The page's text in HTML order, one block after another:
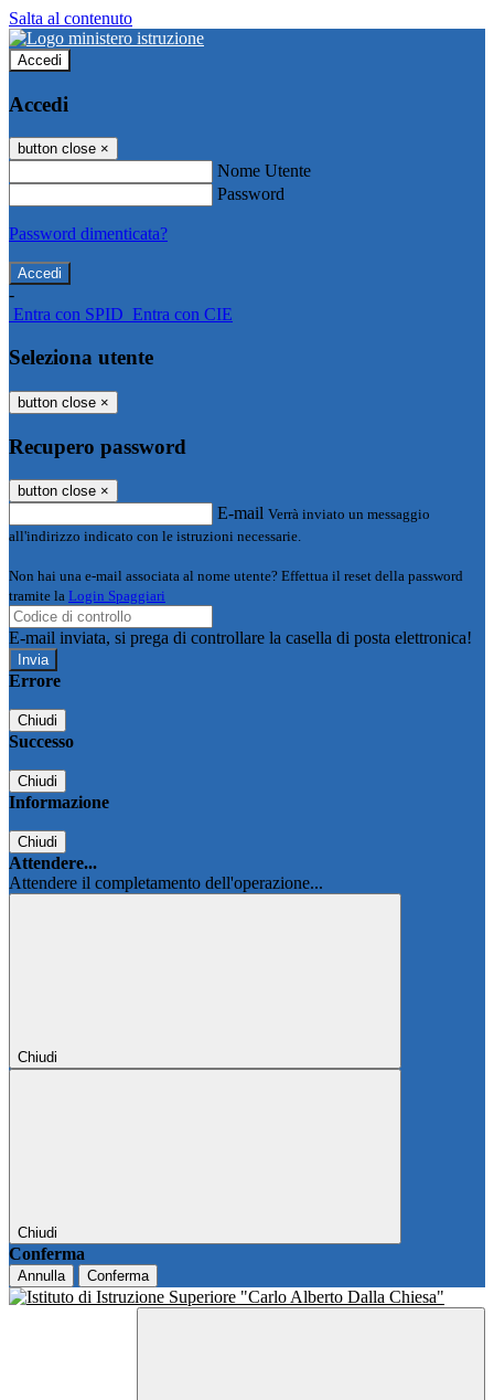
Salta al contenuto
Accedi
Accedi
button close ×
Nome Utente
Password
Password dimenticata?
-
Entra con SPID Entra con CIE
Seleziona utente
button close ×
Recupero password
button close ×
E-mail Verrà inviato un messaggio
all'indirizzo indicato con le istruzioni necessarie.
Non hai una e-mail associata al nome utente? Effettua il reset della password
tramite la Login Spaggiari
E-mail inviata, si prega di controllare la casella di posta elettronica!
Errore
Chiudi
Successo
Chiudi
Informazione
Chiudi
Attendere...
Attendere il completamento dell'operazione...
Chiudi
Chiudi
Conferma
Annulla Conferma